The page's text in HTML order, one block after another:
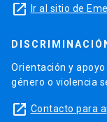
launch Ir al sitio de
Orientación y
género o violencia
launch Contacto para